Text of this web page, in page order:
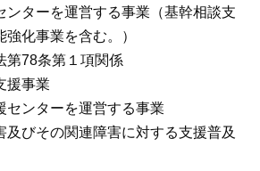
ンターを運営する事業（基幹相談支
化事業を含む。）
第78条第１項関係
援事業
センターを運営する事業
及びその関連障害に対する支援普及